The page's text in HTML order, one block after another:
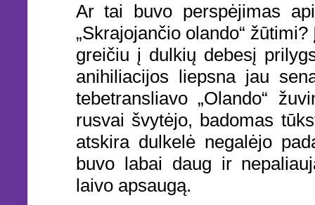
Ar tai buvo perspėjimas
„Skrajojančio olando“
greičiu į dulkių debesį
anihiliacijos liepsna jau
tebetransliavo „Olando“
rusvai švytėjo, badomas
atskira dulkelė negalėjo
buvo labai daug ir
laivo apsaugą.